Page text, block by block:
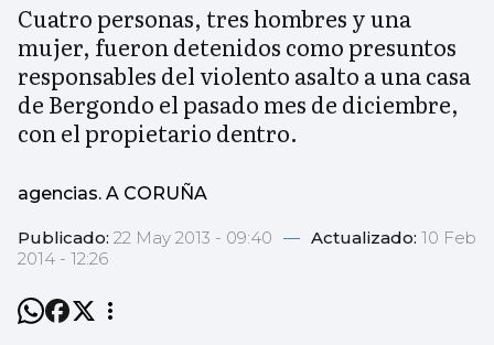
Cuatro personas, tres hombres y una
mujer, fueron detenidos como presuntos
responsables del violento asalto a una casa
de Bergondo el pasado mes de diciembre,
con el propietario dentro.
agencias. A CORUÑA
Publicado: 22 May 2013 - 09:40 — Actualizado: 10 Feb
2014 - 12:26